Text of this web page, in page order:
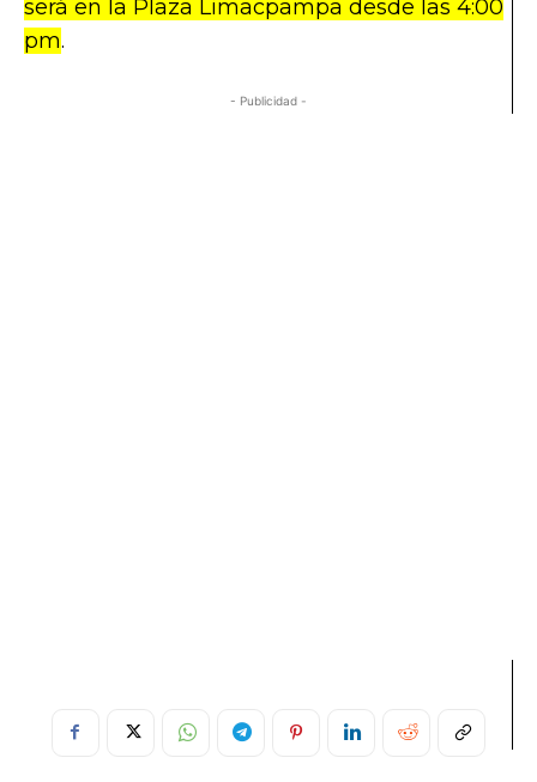
será en la Plaza Limacpampa desde las 4:00
pm.
- Publicidad -